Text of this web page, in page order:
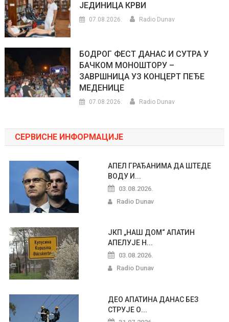
ЈЕДИНИЦА КРВИ
07.08.2026. Radio Dunav
БОДРОГ ФЕСТ ДАНАС И СУТРА У
БАЧКОМ МОНОШТОРУ –
ЗАВРШНИЦА УЗ КОНЦЕРТ ПЕЂЕ
МЕДЕНИЦЕ
07.08.2026. Radio Dunav
СЕРВИСНЕ ИНФОРМАЦИЈЕ
АПЕЛ ГРАЂАНИМА ДА ШТЕДЕ
ВОДУ И...
03.08.2026.
Radio Dunav
ЈКП „НАШ ДОМ“ АПАТИН
АПЕЛУЈЕ Н...
03.08.2026.
Radio Dunav
ДЕО АПАТИНА ДАНАС БЕЗ
СТРУЈЕ О...